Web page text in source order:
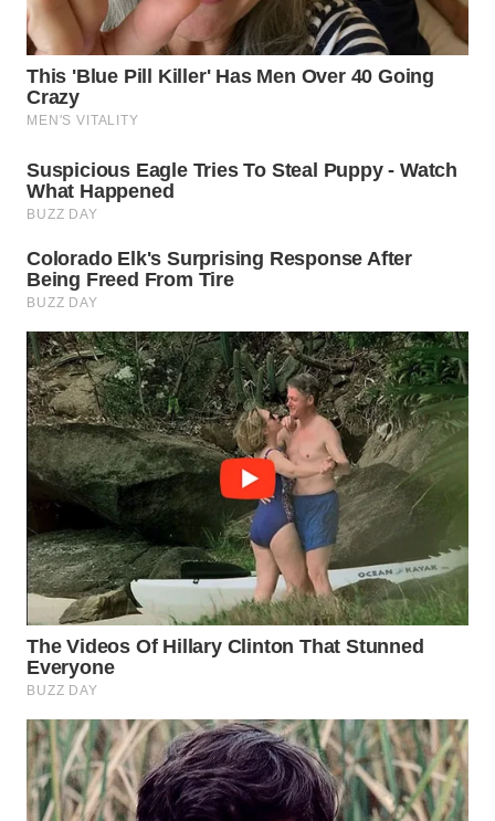
KALBAR
WN
KALTENG
KALTARA
KALSEL
KALTIM
WN
SULSEL
WN
GORONTALO
WN
SULUT
WN
MALUKU
WN
MALUT
WN